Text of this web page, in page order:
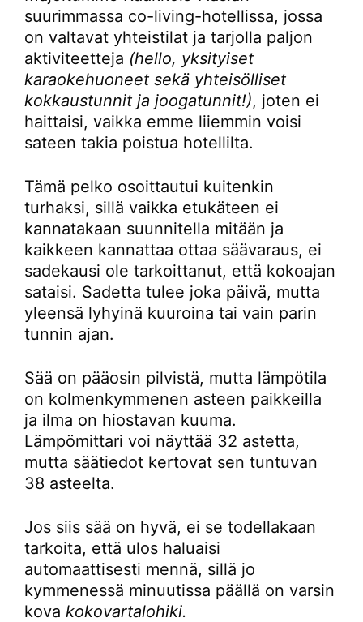
suurimmassa co-living-hotellissa, jossa
on valtavat yhteistilat ja tarjolla paljon
aktiviteetteja (hello, yksityiset
karaokehuoneet sekä yhteisölliset
kokkaustunnit ja joogatunnit!), joten ei
haittaisi, vaikka emme liiemmin voisi
sateen takia poistua hotellilta.
Tämä pelko osoittautui kuitenkin
turhaksi, sillä vaikka etukäteen ei
kannatakaan suunnitella mitään ja
kaikkeen kannattaa ottaa säävaraus, ei
sadekausi ole tarkoittanut, että kokoajan
sataisi. Sadetta tulee joka päivä, mutta
yleensä lyhyinä kuuroina tai vain parin
tunnin ajan.
Sää on pääosin pilvistä, mutta lämpötila
on kolmenkymmenen asteen paikkeilla
ja ilma on hiostavan kuuma.
Lämpömittari voi näyttää 32 astetta,
mutta säätiedot kertovat sen tuntuvan
38 asteelta.
Jos siis sää on hyvä, ei se todellakaan
tarkoita, että ulos haluaisi
automaattisesti mennä, sillä jo
kymmenessä minuutissa päällä on varsin
kova kokovartalohiki.